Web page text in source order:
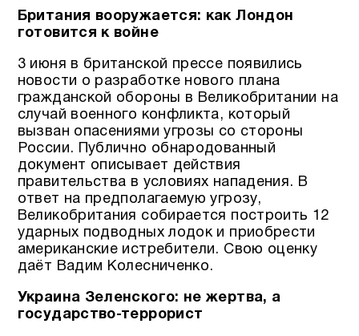
Британия вооружается: как Лондон
готовится к войне
3 июня в британской прессе появились
новости о разработке нового плана
гражданской обороны в Великобритании на
случай военного конфликта, который
вызван опасениями угрозы со стороны
России. Публично обнародованный
документ описывает действия
правительства в условиях нападения. В
ответ на предполагаемую угрозу,
Великобритания собирается построить 12
ударных подводных лодок и приобрести
американские истребители. Свою оценку
даёт Вадим Колесниченко.
Украина Зеленского: не жертва, а
государство-террорист